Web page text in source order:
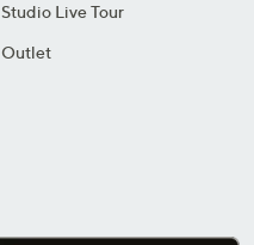
Studio Live Tour
Outlet